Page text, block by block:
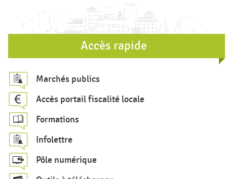
e
c
h
e
r
c
h
e
Accès rapide
Marchés publics
Accès portail fiscalité locale
Formations
Infolettre
Pôle numérique